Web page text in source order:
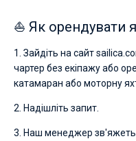
⛵ Як орендувати
1. Зайдіть на сайт
чартер без екіпажу або
катамаран або моторну
2. Надішліть запит.
3. Наш менеджер